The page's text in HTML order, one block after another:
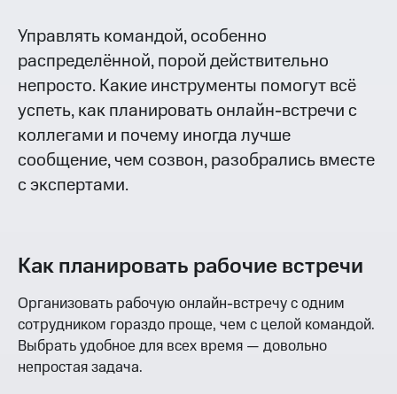
Управлять командой, особенно
распределённой, порой действительно
непросто. Какие инструменты помогут всё
успеть, как планировать онлайн-встречи с
коллегами и почему иногда лучше
сообщение, чем созвон, разобрались вместе
с экспертами.
Как планировать рабочие встречи
Организовать рабочую онлайн-встречу с одним
сотрудником гораздо проще, чем с целой командой.
Выбрать удобное для всех время — довольно
непростая задача.